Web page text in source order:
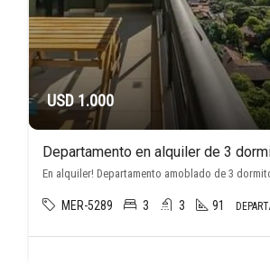
USD 1.000
MER-5289 3 3 91